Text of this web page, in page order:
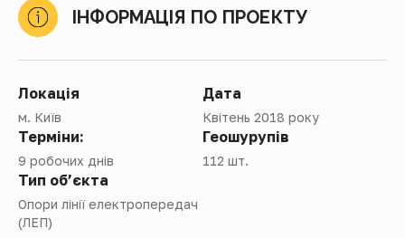
ІНФОРМАЦІЯ ПО ПРОЕКТУ
Локація
м. Київ
Дата
Квітень 2018 року
Терміни:
9 робочих днів
Геошурупів
112 шт.
Тип об’єкта
Опори лінії електропередач
(ЛЕП)